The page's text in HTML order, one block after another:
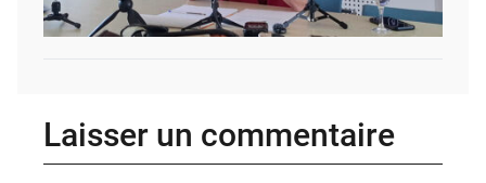
Laisser un commentaire